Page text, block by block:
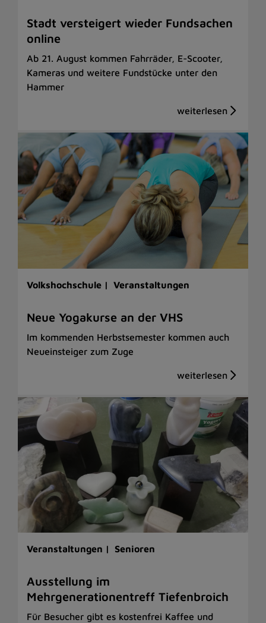
Stadt versteigert wieder Fundsachen
online
Ab 21. August kommen Fahrräder, E-Scooter,
Kameras und weitere Fundstücke unter den
Hammer
Volkshochschule | Veranstaltungen
Neue Yogakurse an der VHS
Im kommenden Herbstsemester kommen auch
Neueinsteiger zum Zuge
Veranstaltungen | Senioren
Ausstellung im
Mehrgenerationentreff Tiefenbroich
Für Besucher gibt es kostenfrei Kaffee und